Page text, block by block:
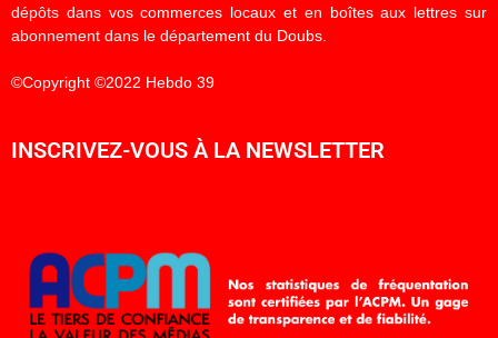
dépôts dans vos commerces locaux et en boîtes aux lettres sur
abonnement dans le département du Doubs.
©Copyright ©2022 Hebdo 39
INSCRIVEZ-VOUS À LA NEWSLETTER